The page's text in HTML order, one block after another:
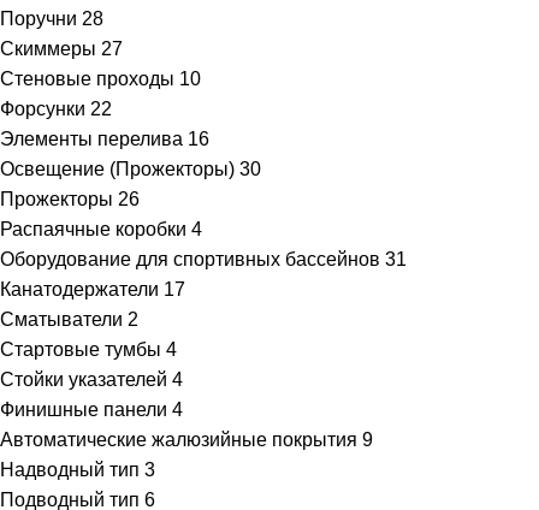
Поручни 28
Скиммеры 27
Стеновые проходы 10
Форсунки 22
Элементы перелива 16
Освещение (Прожекторы) 30
Прожекторы 26
Распаячные коробки 4
Оборудование для спортивных бассейнов 31
Канатодержатели 17
Сматыватели 2
Стартовые тумбы 4
Стойки указателей 4
Финишные панели 4
Автоматические жалюзийные покрытия 9
Надводный тип 3
Подводный тип 6